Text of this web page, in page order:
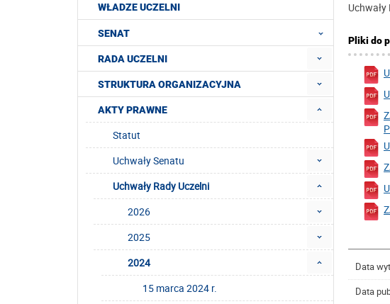
Pliki do
Data
Data
WŁADZE UCZELNI
SENAT
RADA UCZELNI
STRUKTURA ORGANIZACYJNA
AKTY PRAWNE
Statut
Uchwały Senatu
Uchwały Rady Uczelni
2026
2025
2024
15 marca 2024 r.